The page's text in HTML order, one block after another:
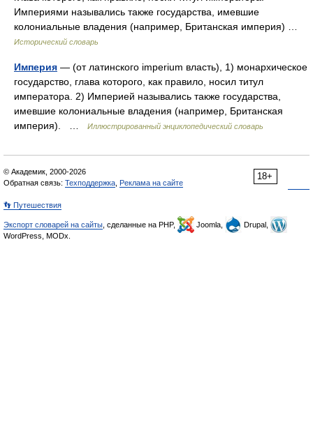
Империями назывались также государства, имевшие
колониальные владения (например, Британская империя) …
Исторический словарь
Империя — (от латинского imperium власть), 1) монархическое
государство, глава которого, как правило, носил титул
императора. 2) Империей назывались также государства,
имевшие колониальные владения (например, Британская
империя). …
Иллюстрированный энциклопедический словарь
18+
© Академик, 2000-2026
Обратная связь: Техподдержка Реклама на сайте
👣 Путешествия
Экспорт словарей на сайты , сделанные на PHP, Joomla,
Drupal,
WordPress, MODx.